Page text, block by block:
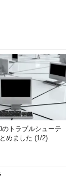
」のよう
ザー・プロセス環
スに接続すること
コルでは、セッシ
とを指す。実際
ーバにおけるネッ
クタ（へ要求を送
ロセスはユーザ
とに用意されるユ
るだけでなく、例
のトラブルシューテ
めました (1/2)